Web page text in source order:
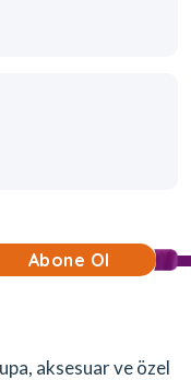
Abone Ol
aksesuar ve özel